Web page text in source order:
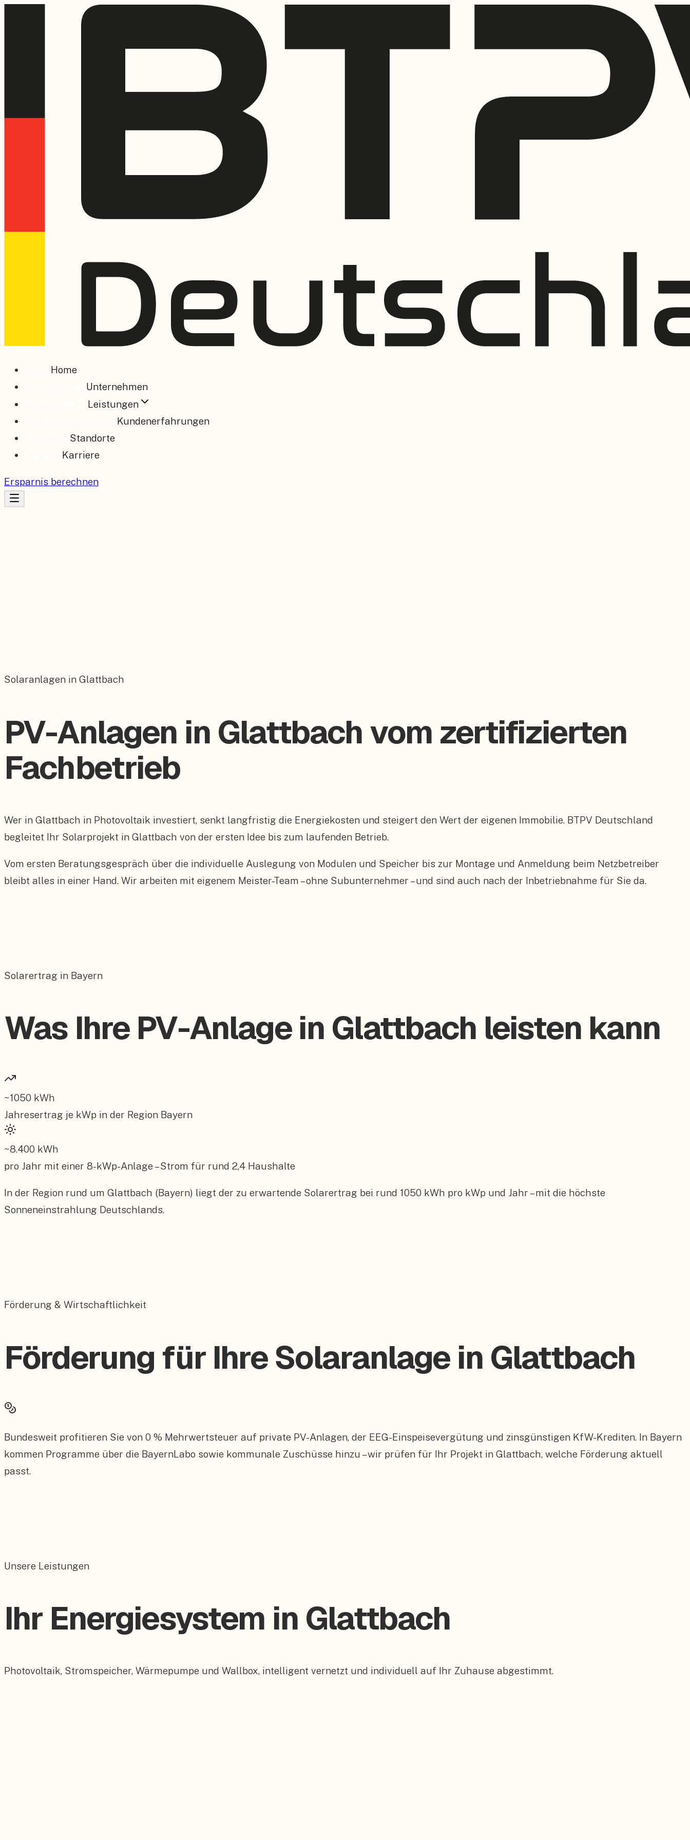
Home
Unternehmen
Leistungen
Kundenerfahrungen
Standorte
Karriere
Ersparnis berechnen
Solaranlagen in Glattbach
PV-Anlagen in Glattbach vom zertifizierten
Fachbetrieb
Wer in Glattbach in Photovoltaik investiert, senkt langfristig die Energiekosten und steigert den Wert der eigenen Immobilie. BTPV Deutschland
begleitet Ihr Solarprojekt in Glattbach von der ersten Idee bis zum laufenden Betrieb.
Vom ersten Beratungsgespräch über die individuelle Auslegung von Modulen und Speicher bis zur Montage und Anmeldung beim Netzbetreiber
bleibt alles in einer Hand. Wir arbeiten mit eigenem Meister-Team – ohne Subunternehmer – und sind auch nach der Inbetriebnahme für Sie da.
Solarertrag in Bayern
Was Ihre PV-Anlage in Glattbach leisten kann
~1050 kWh
Jahresertrag je kWp in der Region Bayern
~8.400 kWh
pro Jahr mit einer 8-kWp-Anlage – Strom für rund 2,4 Haushalte
In der Region rund um Glattbach (Bayern) liegt der zu erwartende Solarertrag bei rund 1050 kWh pro kWp und Jahr – mit die höchste
Sonneneinstrahlung Deutschlands.
Förderung & Wirtschaftlichkeit
Förderung für Ihre Solaranlage in Glattbach
Bundesweit profitieren Sie von 0 % Mehrwertsteuer auf private PV-Anlagen, der EEG-Einspeisevergütung und zinsgünstigen KfW-Krediten. In Bayern
kommen Programme über die BayernLabo sowie kommunale Zuschüsse hinzu – wir prüfen für Ihr Projekt in Glattbach, welche Förderung aktuell
passt.
Unsere Leistungen
Ihr Energiesystem in Glattbach
Photovoltaik, Stromspeicher, Wärmepumpe und Wallbox, intelligent vernetzt und individuell auf Ihr Zuhause abgestimmt.